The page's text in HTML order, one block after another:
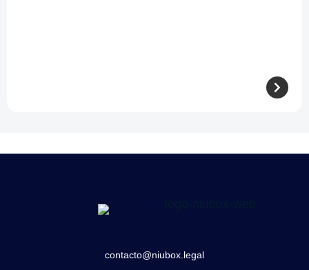
contacto@niubox.legal